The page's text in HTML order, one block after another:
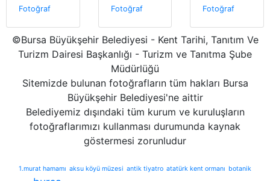
Fotoğraf
Fotoğraf
Fotoğraf
©Bursa Büyükşehir Belediyesi - Kent Tarihi, Tanıtım Ve
Turizm Dairesi Başkanlığı - Turizm ve Tanıtma Şube
Müdürlüğü
Sitemizde bulunan fotoğrafların tüm hakları Bursa
Büyükşehir Belediyesi'ne aittir
Belediyemiz dışındaki tüm kurum ve kuruluşların
fotoğraflarımızı kullanması durumunda kaynak
göstermesi zorunludur
1.murat hamamı aksu köyü müzesi antik tiyatro atatürk kent ormanı botanik